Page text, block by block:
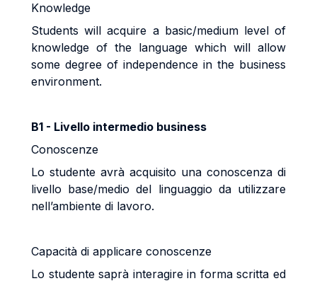
Knowledge
Students will acquire a basic/medium level of
knowledge of the language which will allow
some degree of independence in the business
environment.
B1 - Livello intermedio business
Conoscenze
Lo studente avrà acquisito una conoscenza di
livello base/medio del linguaggio da utilizzare
nell’ambiente di lavoro.
Capacità di applicare conoscenze
Lo studente saprà interagire in forma scritta ed